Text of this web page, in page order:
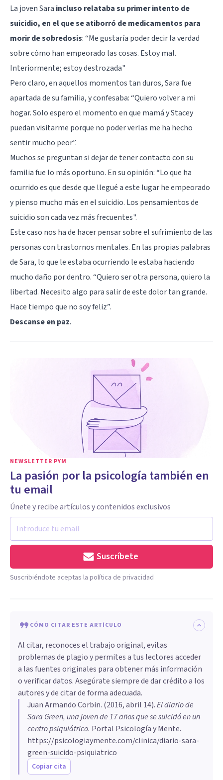
La joven Sara incluso relataba su primer intento de
suicidio, en el que se atiborró de medicamentos para
morir de sobredosis: “Me gustaría poder decir la verdad
sobre cómo han empeorado las cosas. Estoy mal.
Interiormente; estoy destrozada"
Pero claro, en aquellos momentos tan duros, Sara fue
apartada de su familia, y confesaba: “Quiero volver a mi
hogar. Solo espero el momento en que mamá y Stacey
puedan visitarme porque no poder verlas me ha hecho
sentir mucho peor”.
Muchos se preguntan si dejar de tener contacto con su
familia fue lo más oportuno. En su opinión: “Lo que ha
ocurrido es que desde que llegué a este lugar he empeorado
y pienso mucho más en el suicidio. Los pensamientos de
suicidio son cada vez más frecuentes".
Este caso nos ha de hacer pensar sobre el sufrimiento de las
personas con trastornos mentales. En las propias palabras
de Sara, lo que le estaba ocurriendo le estaba haciendo
mucho daño por dentro. “Quiero ser otra persona, quiero la
libertad. Necesito algo para salir de este dolor tan grande.
Hace tiempo que no soy feliz”.
Descanse en paz.
NEWSLETTER PYM
La pasión por la psicología también en
tu email
Únete y recibe artículos y contenidos exclusivos
Suscríbete
Suscribiéndote aceptas la política de privacidad
CÓMO CITAR ESTE ARTÍCULO
Al citar, reconoces el trabajo original, evitas
problemas de plagio y permites a tus lectores acceder
a las fuentes originales para obtener más información
o verificar datos. Asegúrate siempre de dar crédito a los
autores y de citar de forma adecuada.
Juan Armando Corbin. (2016, abril 14).​El diario de
Sara Green, una joven de 17 años que se suicidó en un
centro psiquiátrico. Portal Psicología y Mente.
https://psicologiaymente.com/clinica/diario-sara-
green-suicido-psiquiatrico
Copiar cita